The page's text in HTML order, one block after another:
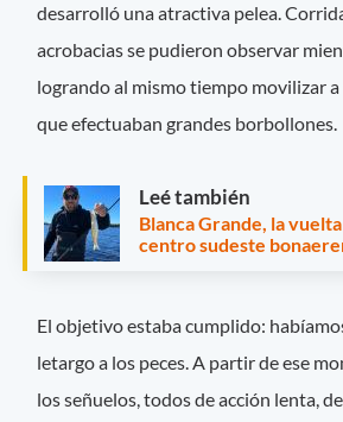
desarrolló una atractiva pelea.
acrobacias se pudieron observar
logrando al mismo tiempo movilizar
que efectuaban grandes borbollones.
Leé también
Blanca Grande, la
centro sudeste
El objetivo estaba cumplido:
letargo a los peces. A partir de ese
los señuelos, todos de acción lenta,